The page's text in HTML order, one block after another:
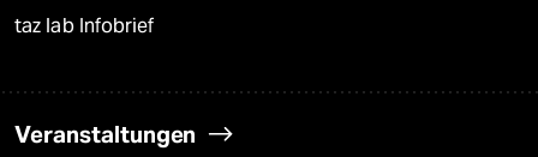
taz lab Infobrief
Veranstaltungen